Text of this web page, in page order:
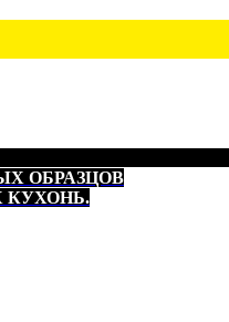
ОБРАЗЦОВ